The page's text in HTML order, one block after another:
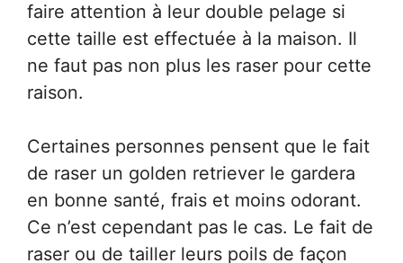
faire attention à leur double pelage si
cette taille est effectuée à la maison. Il
ne faut pas non plus les raser pour cette
raison.
Certaines personnes pensent que le fait
de raser un golden retriever le gardera
en bonne santé, frais et moins odorant.
Ce n’est cependant pas le cas. Le fait de
raser ou de tailler leurs poils de façon